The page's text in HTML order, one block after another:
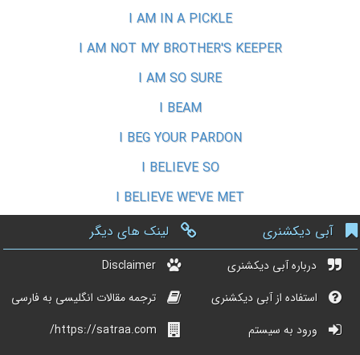
I AM IN A PICKLE
I AM NOT MY BROTHER'S KEEPER
I AM SO SURE
I BEAM
I BEG YOUR PARDON
I BELIEVE SO
I BELIEVE WE'VE MET
آبی دیکشنری
درباره آبی دیکشنری
استفاده از آبی دیکشنری
ورود به سیستم
لینک های دیگر
Disclaimer
ترجمه مقالات انگلیسی به فارسی
https://satraa.com/